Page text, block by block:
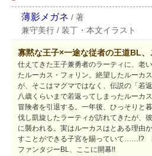
薄影メガネ / 著
兼守美行 / 装丁・本文イラスト
寡黙な王子×一途な従者の王道BL
仕えてきた王子兼勇者のラーティに、老
たルーカス・フォリン。絶望したルーカ
が、そこはマグマではなく、伝説の「
八歳くらいまで若返ってしまったルーカ
冒険者を引退する。一年後、ひっそりと
伐し凱旋したラーティが訪れてきたが、
に襲われる。実はルーカスはとある理由
すことができる子宮を賜っていて……!?
ファンタジーBL、ここに開幕!!